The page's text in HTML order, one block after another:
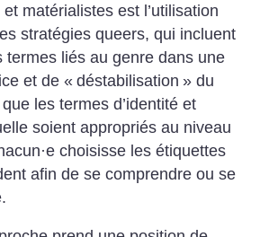
matérialistes est l’utilisation
stratégies queers, qui incluent
termes liés au genre dans une
et de « déstabilisation » du
les termes d’identité et
soient appropriés au niveau
·e choisisse les étiquettes
afin de se comprendre ou se